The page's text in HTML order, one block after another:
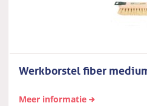
Werkborstel fiber
Meer informatie